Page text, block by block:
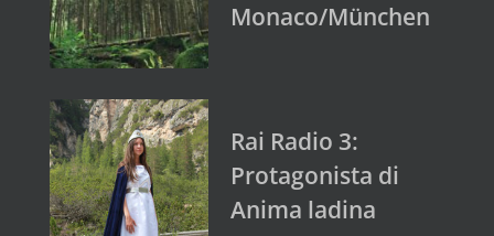
Monaco/München
Rai Radio 3:
Protagonista di
Anima ladina